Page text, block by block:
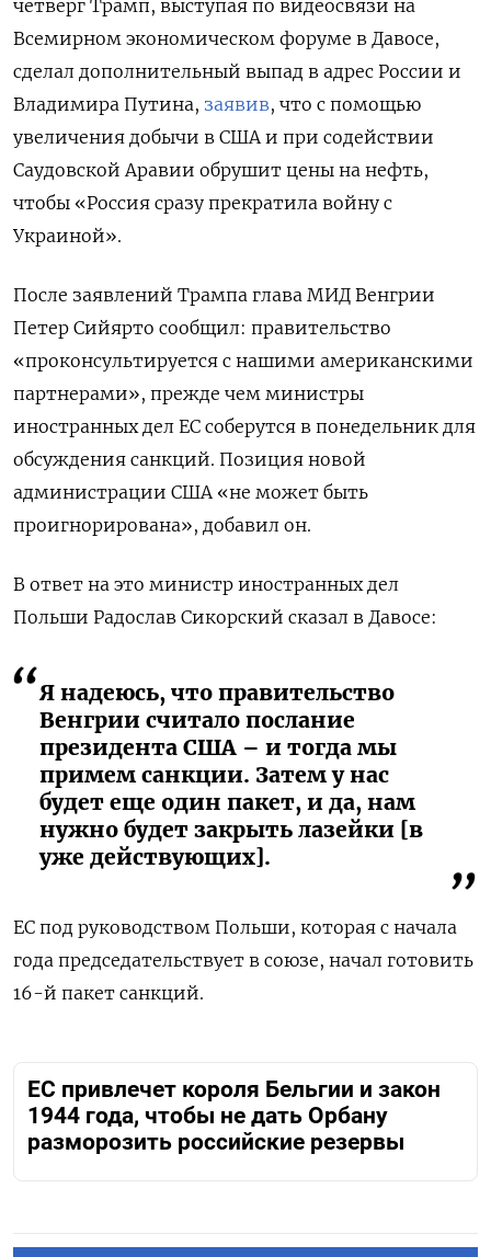
четверг Трамп, выступая по видеосвязи на
Всемирном экономическом форуме в Давосе,
сделал дополнительный выпад в адрес России и
Владимира Путина, заявив, что с помощью
увеличения добычи в США и при содействии
Саудовской Аравии обрушит цены на нефть,
чтобы «Россия сразу прекратила войну с
Украиной».
После заявлений Трампа глава МИД Венгрии
Петер Сийярто сообщил: правительство
«проконсультируется с нашими американскими
партнерами», прежде чем министры
иностранных дел ЕС соберутся в понедельник для
обсуждения санкций. Позиция новой
администрации США «не может быть
проигнорирована», добавил он.
В ответ на это министр иностранных дел
Польши Радослав Сикорский сказал в Давосе:
Я надеюсь, что правительство
Венгрии считало послание
президента США – и тогда мы
примем санкции. Затем у нас
будет еще один пакет, и да, нам
нужно будет закрыть лазейки [в
уже действующих].
ЕС под руководством Польши, которая с начала
года председательствует в союзе, начал готовить
16-й пакет санкций.
ЕС привлечет короля Бельгии и закон
1944 года, чтобы не дать Орбану
разморозить российские резервы